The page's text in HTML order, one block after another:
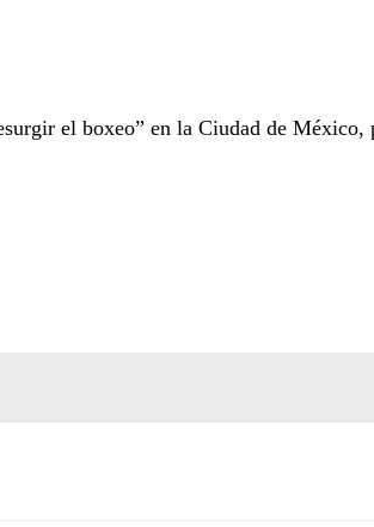
el boxeo” en la Ciudad de